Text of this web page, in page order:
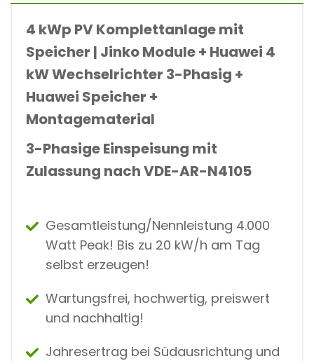
4 kWp PV Komplettanlage mit
Speicher | Jinko Module + Huawei 4
kW Wechselrichter 3-Phasig +
Huawei Speicher +
Montagematerial
3-Phasige Einspeisung mit
Zulassung nach VDE-AR-N4105
Gesamtleistung/Nennleistung 4.000
Watt Peak! Bis zu 20 kW/h am Tag
selbst erzeugen!
Wartungsfrei, hochwertig, preiswert
und nachhaltig!
Jahresertrag bei Südausrichtung und